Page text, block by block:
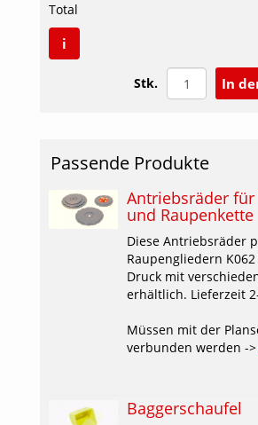
Total
Stk.
i
Passende Produkte
Antriebsräder
und Raupenkette
Diese Antriebsräder
Raupengliedern
Druck mit
erhältlich. Lieferzeit
Müssen mit der
verbunden werden ->
Baggerschaufel